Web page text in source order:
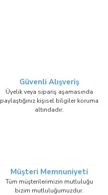
Güvenli Alışveriş
Üyelik veya sipariş aşamasında
paylaştığınız kişisel bilgiler koruma
altındadır.
Müşteri Memnuniyeti
Tüm müşterilerimizin mutluluğu
bizim mutluluğumuzdur.